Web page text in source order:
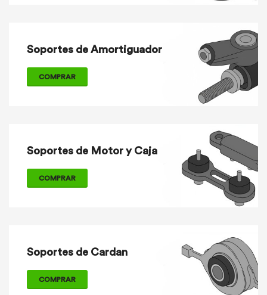
Soportes de Amortiguador
COMPRAR
Soportes de Motor y Caja
COMPRAR
Soportes de Cardan
COMPRAR